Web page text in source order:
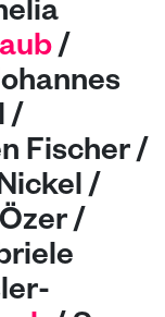
/
/
Fischer /
/
/